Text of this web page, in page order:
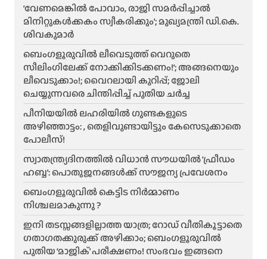
‘വേണമെങ്കിൽ പോവാം, രാജി സമർപ്പിച്ചാൽ
മിനിറ്റുകൾക്കകം സ്വീകരിക്കും’; മുഖ്യമന്ത്രി ഡി.കെ.
ശിവകുമാർ
ബെം​ഗളൂരുവിൽ ലീവെടുത്ത് വെറുതെ
സീലിംഗിലേക്ക് നോക്കിക്കിടക്കണം!’; അങ്ങനെയും
ലീവെടുക്കാം!; വൈറലായി കുറിപ്പ്; ജോലി
ചെയ്യുന്നവരെ ചിന്തിപ്പിച്ച് പുതിയ ചർച്ച
പീനിയയിൽ ലഹരിയിൽ ഗുണ്ടകളുടെ
അഴിഞ്ഞാട്ടം: , തെളിവുണ്ടായിട്ടും കേസെടുക്കാതെ
പോലീസ്!
സ്വാതന്ത്ര്യദിനത്തിൽ വിധാൻ സൗധയിൽ ‘ഫ്രീഡം
ഹബ്ബ’: പൊതുജനങ്ങൾക്ക് സൗജന്യ പ്രവേശനം
ബെംഗളൂരുവിൽ കെട്ടിട നിർമ്മാണം
നിശ്ചലമാകുന്നു ?
ഇനി തടസ്സങ്ങളില്ലാത്ത യാത്ര; റോഡ് വീതികൂട്ടാതെ
ഗതാഗതക്കുരുക്ക് അഴിക്കാം; ബെംഗളൂരുവിൽ
പുതിയ ‘മാജിക്’ പരീക്ഷണം! സംഭവം ഇങ്ങനെ